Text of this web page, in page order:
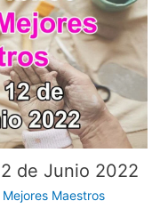
de Junio 2022
Mejores Maestros